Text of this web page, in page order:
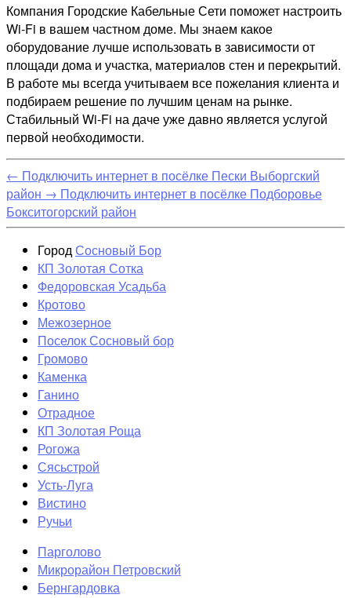
Компания Городские Кабельные Сети поможет настроить
Wi-Fi в вашем частном доме. Мы знаем какое
оборудование лучше использовать в зависимости от
площади дома и участка, материалов стен и перекрытий.
В работе мы всегда учитываем все пожелания клиента и
подбираем решение по лучшим ценам на рынке.
Стабильный Wi-Fi на даче уже давно является услугой
первой необходимости.
← Подключить интернет в посёлке Пески Выборгский
район → Подключить интернет в посёлке Подборовье
Бокситогорский район
ГородСосновый Бор
КП Золотая Сотка
Федоровская Усадьба
Кротово
Межозерное
Поселок Сосновый бор
Громово
Каменка
Ганино
Отрадное
КП Золотая Роща
Рогожа
Сясьстрой
Усть-Луга
Вистино
Ручьи
Парголово
Микрорайон Петровский
Бернгардовка